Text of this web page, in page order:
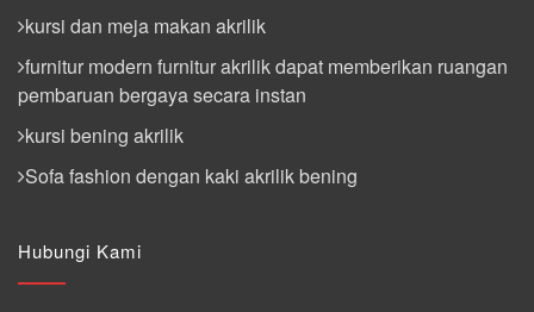
kursi dan meja makan akrilik
furnitur modern furnitur akrilik dapat memberikan ruangan
pembaruan bergaya secara instan
kursi bening akrilik
Sofa fashion dengan kaki akrilik bening
Hubungi Kami